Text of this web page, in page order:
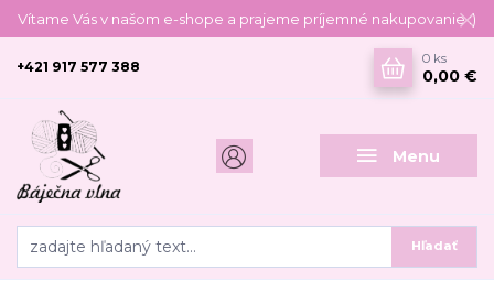
Vítame Vás v našom e-shope a prajeme príjemné nakupovanie :)
Menu
Hľadať
+421 917 577 388
0 ks
0,00 €